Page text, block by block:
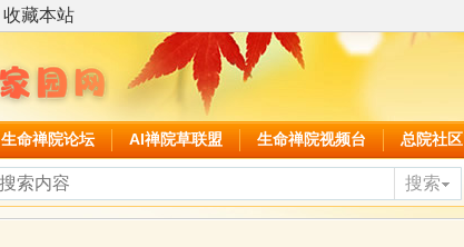
收藏本站
生命禅院论坛 AI禅院草联盟 生命禅院视频台 总院社区
搜索